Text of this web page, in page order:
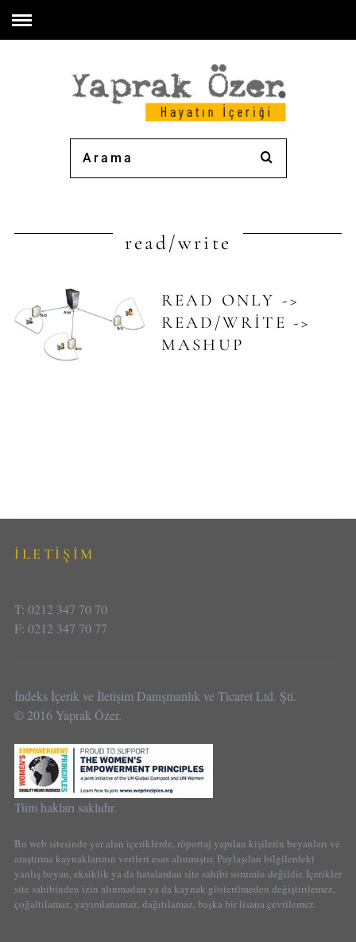
read/write
READ ONLY ->
READ/WRITE ->
MASHUP
İLETİŞİM
T: 0212 347 70 70
F: 0212 347 70 77
İndeks İçerik ve İletişim Danışmanlık ve Ticaret Ltd. Şti.
© 2016 Yaprak Özer.
Tüm hakları saklıdır.
Bu web sitesinde yer alan içeriklerde, röportaj yapılan kişilerin beyanları ve
araştırma kaynaklarının verileri esas alınmıştır. Paylaşılan bilgilerdeki
yanlış beyan, eksiklik ya da hatalardan site sahibi sorumlu değildir. İçerikler
site sahibinden izin alınmadan ya da kaynak gösterilmeden değiştirilemez,
çoğaltılamaz, yayımlanamaz, dağıtılamaz, başka bir lisana çevrilemez.